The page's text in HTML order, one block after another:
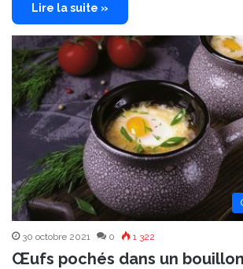
Lire la suite »
30 octobre 2021 0 1 322
Œufs pochés dans un